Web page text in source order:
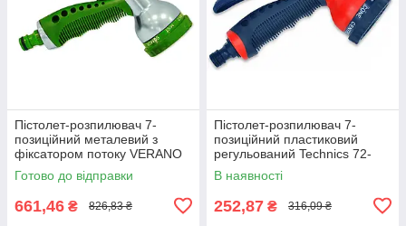
Пістолет-розпилювач 7-
позиційний металевий з
фіксатором потоку VERANO
72-027 |поливалка
розпилювач пістолет для
Готово до відправки
661,46 ₴ 826,83 ₴
Пістолет-розпилювач 7-
позиційний пластиковий
регульований Technics 72-
451 |поливалка розпилювач
пістолет для поливу саду
В наявності
252,87 ₴ 316,09 ₴